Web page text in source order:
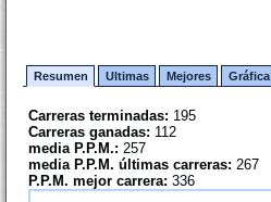
Resumen Ultimas Mejores Gráfica
Carreras terminadas: 195
Carreras ganadas: 112
media P.P.M.: 257
media P.P.M. últimas carreras: 267
P.P.M. mejor carrera: 336